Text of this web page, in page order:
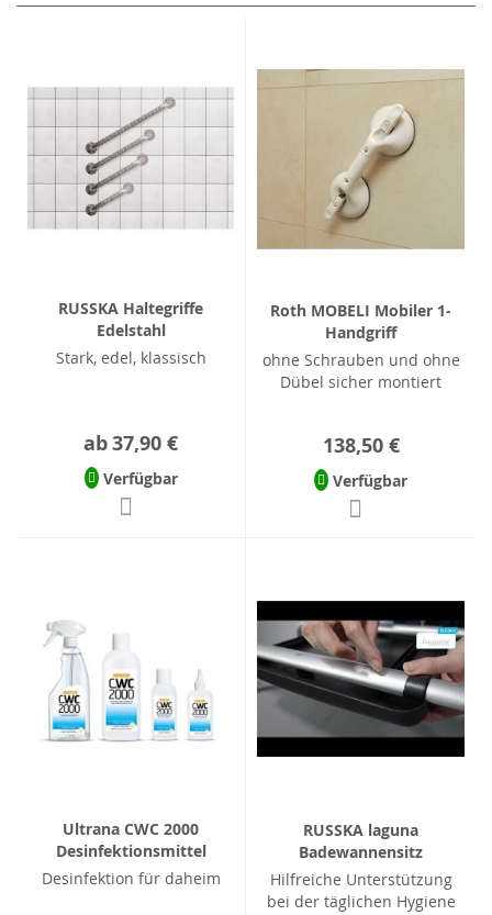
RUSSKA Haltegriffe
Edelstahl
Stark, edel, klassisch
ab37,90 €
Verfügbar
Roth MOBELI Mobiler 1-
Handgriff
ohne Schrauben und ohne
Dübel sicher montiert
138,50 €
Verfügbar
Ultrana CWC 2000
Desinfektionsmittel
Desinfektion für daheim
RUSSKA laguna
Badewannensitz
Hilfreiche Unterstützung
bei der täglichen Hygiene